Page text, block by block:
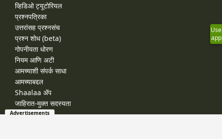
व्हिडिओ ट्यूटोरियल
प्रश्नपत्रिका
उत्तरांसह प्रश्नसंच
प्रश्न शोध (beta)
गोपनीयता धोरण
नियम आणि अटी
आमच्याशी संपर्क साधा
आमच्याबद्दल
Shaalaa ॲप
जाहिरात-मुक्त सदस्यता
Use
app
Advertisements